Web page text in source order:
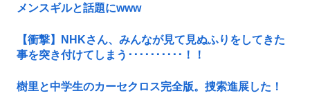
メンスギルと話題にwww
【衝撃】NHKさん、みんなが見て見ぬふりをしてきた
事を突き付けてしまう･･････････！！
樹里と中学生のカーセクロス完全版。捜索進展した！